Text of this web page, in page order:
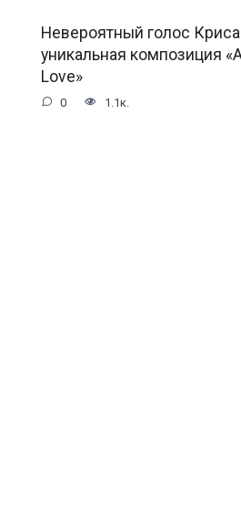
Невероятный голос
уникальная композиция
Love»
0 1.1к.